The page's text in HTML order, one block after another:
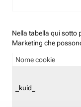
Nella tabella qui sotto
Marketing che
Nome cookie
_kuid_